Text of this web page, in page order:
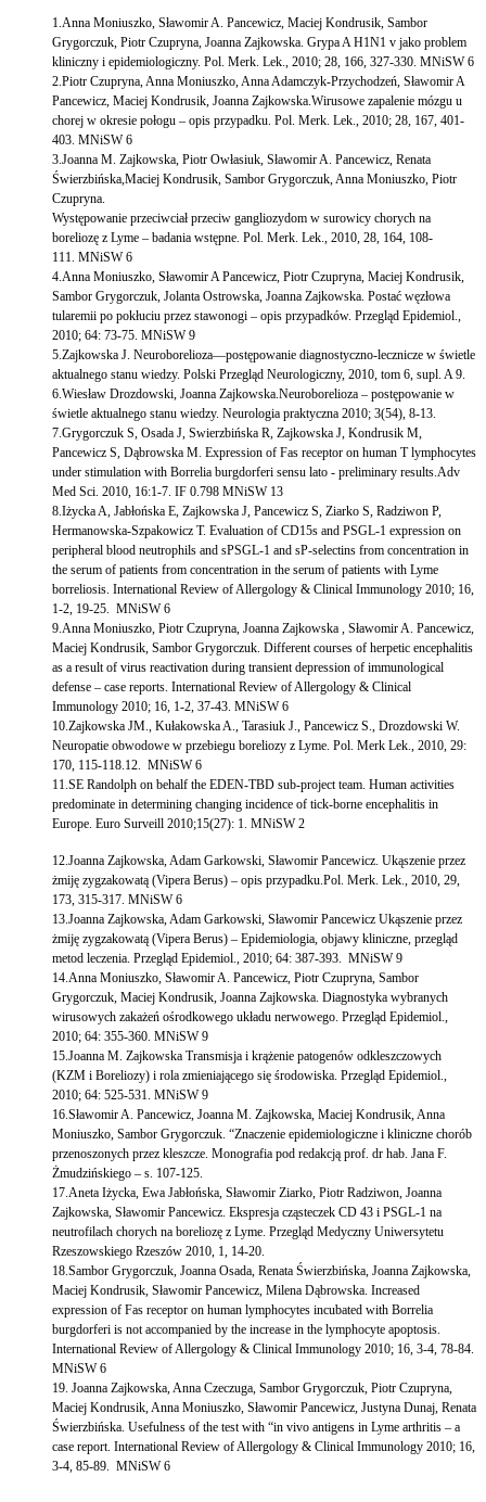
1.Anna Moniuszko, Sławomir A. Pancewicz, Maciej Kondrusik, Sambor
Grygorczuk, Piotr Czupryna, Joanna Zajkowska. Grypa A H1N1 v jako problem
kliniczny i epidemiologiczny. Pol. Merk. Lek., 2010; 28, 166, 327-330. MNiSW 6
2.Piotr Czupryna, Anna Moniuszko, Anna Adamczyk-Przychodzeń, Sławomir A
Pancewicz, Maciej Kondrusik, Joanna Zajkowska.Wirusowe zapalenie mózgu u
chorej w okresie połogu – opis przypadku. Pol. Merk. Lek., 2010; 28, 167, 401-
403. MNiSW 6
3.Joanna M. Zajkowska, Piotr Owłasiuk, Sławomir A. Pancewicz, Renata
Świerzbińska,Maciej Kondrusik, Sambor Grygorczuk, Anna Moniuszko, Piotr
Czupryna.
Występowanie przeciwciał przeciw gangliozydom w surowicy chorych na
boreliozę z Lyme – badania wstępne. Pol. Merk. Lek., 2010, 28, 164, 108-
111. MNiSW 6
4.Anna Moniuszko, Sławomir A Pancewicz, Piotr Czupryna, Maciej Kondrusik,
Sambor Grygorczuk, Jolanta Ostrowska, Joanna Zajkowska. Postać węzłowa
tularemii po pokłuciu przez stawonogi – opis przypadków. Przegląd Epidemiol.,
2010; 64: 73-75. MNiSW 9
5.Zajkowska J. Neuroborelioza—postępowanie diagnostyczno-lecznicze w świetle
aktualnego stanu wiedzy. Polski Przegląd Neurologiczny, 2010, tom 6, supl. A 9.
6.Wiesław Drozdowski, Joanna Zajkowska.Neuroborelioza – postępowanie w
świetle aktualnego stanu wiedzy. Neurologia praktyczna 2010; 3(54), 8-13.
7.Grygorczuk S, Osada J, Swierzbińska R, Zajkowska J, Kondrusik M,
Pancewicz S, Dąbrowska M. Expression of Fas receptor on human T lymphocytes
under stimulation with Borrelia burgdorferi sensu lato - preliminary results.Adv
Med Sci. 2010, 16:1-7. IF 0.798 MNiSW 13
8.Iżycka A, Jabłońska E, Zajkowska J, Pancewicz S, Ziarko S, Radziwon P,
Hermanowska-Szpakowicz T. Evaluation of CD15s and PSGL-1 expression on
peripheral blood neutrophils and sPSGL-1 and sP-selectins from concentration in
the serum of patients from concentration in the serum of patients with Lyme
borreliosis. International Review of Allergology & Clinical Immunology 2010; 16,
1-2, 19-25. MNiSW 6
9.Anna Moniuszko, Piotr Czupryna, Joanna Zajkowska , Sławomir A. Pancewicz,
Maciej Kondrusik, Sambor Grygorczuk. Different courses of herpetic encephalitis
as a result of virus reactivation during transient depression of immunological
defense – case reports. International Review of Allergology & Clinical
Immunology 2010; 16, 1-2, 37-43. MNiSW 6
10.Zajkowska JM., Kułakowska A., Tarasiuk J., Pancewicz S., Drozdowski W.
Neuropatie obwodowe w przebiegu boreliozy z Lyme. Pol. Merk Lek., 2010, 29:
170, 115-118.12. MNiSW 6
11.SE Randolph on behalf the EDEN-TBD sub-project team. Human activities
predominate in determining changing incidence of tick-borne encephalitis in
Europe. Euro Surveill 2010;15(27): 1. MNiSW 2
12.Joanna Zajkowska, Adam Garkowski, Sławomir Pancewicz. Ukąszenie przez
żmiję zygzakowatą (Vipera Berus) – opis przypadku.Pol. Merk. Lek., 2010, 29,
173, 315-317. MNiSW 6
13.Joanna Zajkowska, Adam Garkowski, Sławomir Pancewicz Ukąszenie przez
żmiję zygzakowatą (Vipera Berus) – Epidemiologia, objawy kliniczne, przegląd
metod leczenia. Przegląd Epidemiol., 2010; 64: 387-393. MNiSW 9
14.Anna Moniuszko, Sławomir A. Pancewicz, Piotr Czupryna, Sambor
Grygorczuk, Maciej Kondrusik, Joanna Zajkowska. Diagnostyka wybranych
wirusowych zakażeń ośrodkowego układu nerwowego. Przegląd Epidemiol.,
2010; 64: 355-360. MNiSW 9
15.Joanna M. Zajkowska Transmisja i krążenie patogenów odkleszczowych
(KZM i Boreliozy) i rola zmieniającego się środowiska. Przegląd Epidemiol.,
2010; 64: 525-531. MNiSW 9
16.Sławomir A. Pancewicz, Joanna M. Zajkowska, Maciej Kondrusik, Anna
Moniuszko, Sambor Grygorczuk. “Znaczenie epidemiologiczne i kliniczne chorób
przenoszonych przez kleszcze. Monografia pod redakcją prof. dr hab. Jana F.
Żmudzińskiego – s. 107-125.
17.Aneta Iżycka, Ewa Jabłońska, Sławomir Ziarko, Piotr Radziwon, Joanna
Zajkowska, Sławomir Pancewicz. Ekspresja cząsteczek CD 43 i PSGL-1 na
neutrofilach chorych na boreliozę z Lyme. Przegląd Medyczny Uniwersytetu
Rzeszowskiego Rzeszów 2010, 1, 14-20.
18.Sambor Grygorczuk, Joanna Osada, Renata Świerzbińska, Joanna Zajkowska,
Maciej Kondrusik, Sławomir Pancewicz, Milena Dąbrowska. Increased
expression of Fas receptor on human lymphocytes incubated with Borrelia
burgdorferi is not accompanied by the increase in the lymphocyte apoptosis.
International Review of Allergology & Clinical Immunology 2010; 16, 3-4, 78-84.
MNiSW 6
19. Joanna Zajkowska, Anna Czeczuga, Sambor Grygorczuk, Piotr Czupryna,
Maciej Kondrusik, Anna Moniuszko, Sławomir Pancewicz, Justyna Dunaj, Renata
Świerzbińska. Usefulness of the test with “in vivo antigens in Lyme arthritis – a
case report. International Review of Allergology & Clinical Immunology 2010; 16,
3-4, 85-89. MNiSW 6